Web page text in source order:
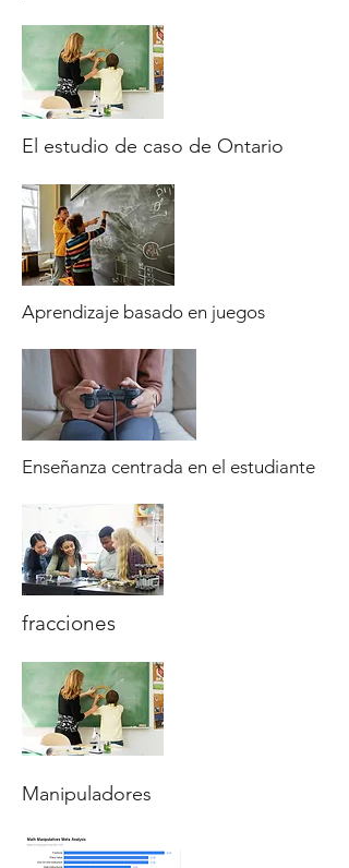
El estudio de caso de Ontario
Aprendizaje basado en juegos
Enseñanza centrada en el estudiante
fracciones
Manipuladores